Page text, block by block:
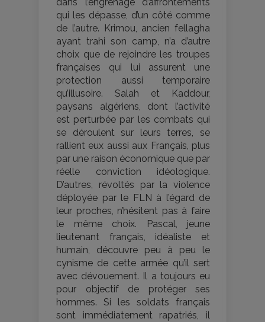
dans l’engrenage d’affrontements
qui les dépasse, d’un côté comme
de l’autre. Krimou, ancien fellagha
ayant trahi son camp, n’a d’autre
choix que de rejoindre les troupes
françaises qui lui assurent une
protection aussi temporaire
qu’illusoire. Salah et Kaddour,
paysans algériens, dont l’activité
est perturbée par les combats qui
se déroulent sur leurs terres, se
rallient eux aussi aux Français, plus
par une raison économique que par
réelle conviction idéologique.
D’autres, révoltés par la violence
déployée par le FLN à l’égard de
leur proches, n’hésitent pas à faire
le même choix. Pascal, jeune
lieutenant français, idéaliste et
humain, découvre peu à peu le
cynisme de cette armée qu’il sert
avec dévouement. Il a toujours eu
pour objectif de protéger ses
hommes. Si les soldats français
sont immédiatement rapatriés, il